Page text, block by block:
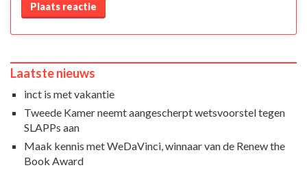
Plaats reactie
Laatste nieuws
inct is met vakantie
Tweede Kamer neemt aangescherpt wetsvoorstel tegen
SLAPPs aan
Maak kennis met WeDaVinci, winnaar van de Renew the
Book Award